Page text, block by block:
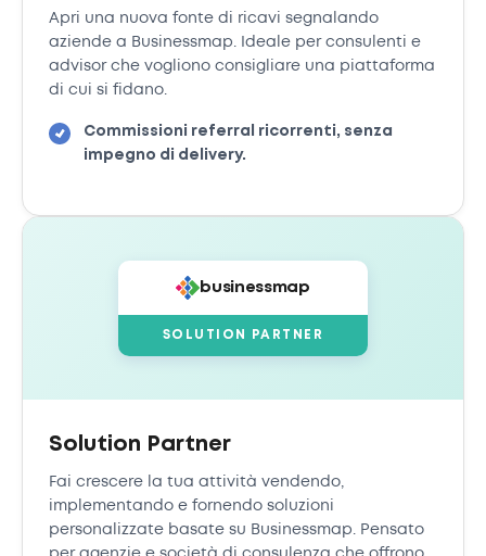
Apri una nuova fonte di ricavi segnalando
aziende a Businessmap. Ideale per consulenti e
advisor che vogliono consigliare una piattaforma
di cui si fidano.
Commissioni referral ricorrenti, senza
impegno di delivery.
businessmap
SOLUTION PARTNER
Solution Partner
Fai crescere la tua attività vendendo,
implementando e fornendo soluzioni
personalizzate basate su Businessmap. Pensato